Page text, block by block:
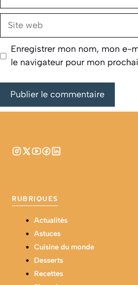
Site
Enregistrer mon nom, mon e-
le navigateur pour mon
RUBRIQUES
Actualités
Astuces
Cuisine du monde
Desserts
Recettes